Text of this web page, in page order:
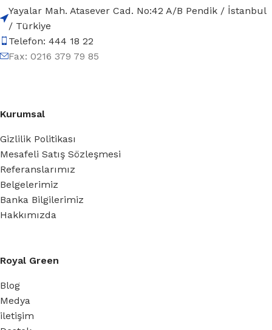
Yayalar Mah. Atasever Cad. No:42 A/B Pendik / İstanbul
/ Türkiye
Telefon: 444 18 22
Fax: 0216 379 79 85
Kurumsal
Gizlilik Politikası
Mesafeli Satış Sözleşmesi
Referanslarımız
Belgelerimiz
Banka Bilgilerimiz
Hakkımızda
Royal Green
Blog
Medya
iletişim